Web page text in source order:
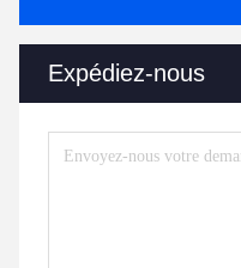
Expédiez-nous